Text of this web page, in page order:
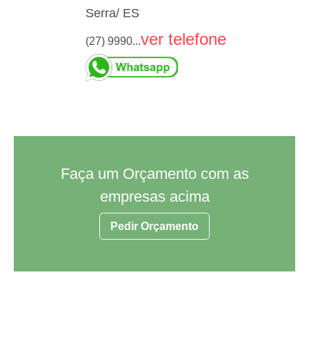
Serra/ ES
(27) 9990...ver telefone
Faça um Orçamento com as
empresas acima
Pedir Orçamento